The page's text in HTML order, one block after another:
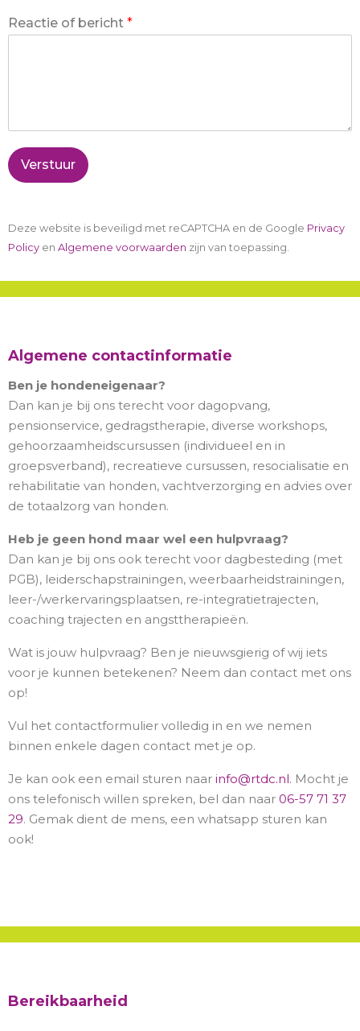
Reactie of bericht *
Verstuur
Deze website is beveiligd met reCAPTCHA en de Google Privacy
Policy en Algemene voorwaarden zijn van toepassing.
Algemene contactinformatie
Ben je hondeneigenaar?
Dan kan je bij ons terecht voor dagopvang,
pensionservice, gedragstherapie, diverse workshops,
gehoorzaamheidscursussen (individueel en in
groepsverband), recreatieve cursussen, resocialisatie en
rehabilitatie van honden, vachtverzorging en advies over
de totaalzorg van honden.
Heb je geen hond maar wel een hulpvraag?
Dan kan je bij ons ook terecht voor dagbesteding (met
PGB), leiderschapstrainingen, weerbaarheidstrainingen,
leer-/werkervaringsplaatsen, re-integratietrajecten,
coaching trajecten en angsttherapieën.
Wat is jouw hulpvraag? Ben je nieuwsgierig of wij iets
voor je kunnen betekenen? Neem dan contact met ons
op!
Vul het contactformulier volledig in en we nemen
binnen enkele dagen contact met je op.
Je kan ook een email sturen naar info@rtdc.nl. Mocht je
ons telefonisch willen spreken, bel dan naar 06-57 71 37
29. Gemak dient de mens, een whatsapp sturen kan
ook!
Bereikbaarheid